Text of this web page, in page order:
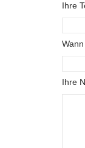
Ihre
Ihre